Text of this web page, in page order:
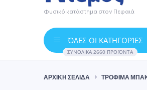
Φυσικό κατάστημα στον Πειραιά
ΌΛΕΣ ΟΙ ΚΑΤΗΓΟΡΊΕΣ
ΣΥΝΟΛΙΚΆ 2660 ΠΡΟΪΌΝΤΑ
ΑΡΧΙΚΉ ΣΕΛΊΔΑ ΤΡΌΦΙΜΑ